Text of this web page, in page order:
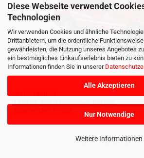
Diese Webseite verwendet
Technologien
Wir verwenden Cookies und ähnliche
Drittanbietern, um die ordentliche
gewährleisten, die Nutzung unseres Angebotes
ein bestmögliches Einkaufserlebnis bieten zu
Informationen finden Sie in unserer
Alle Akzeptieren
Nur Notwendige
Weitere Informationen
Ci­tro­en C3 Feu­er­wehr Stadt Lu­xem­bourg
Riet­ze
inkl. Differenzbesteuerung nach